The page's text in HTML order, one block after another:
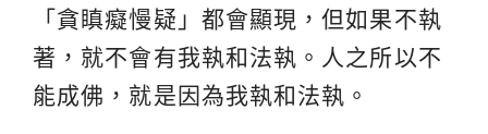
「貪瞋癡慢疑」都會顯現，但如果不執
著，就不會有我執和法執。人之所以不
能成佛，就是因為我執和法執。